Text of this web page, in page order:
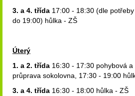
3. a 4. třída 17:00 - 18:30 (dle
do 19:00) hůlka - ZŠ
Úterý
1. a 2. třída 16:30 - 17:30 pohybová
průprava sokolovna, 17:30 - 19:00
3. a 4. třída 16:30 - 18:00 hůlka - ZŠ